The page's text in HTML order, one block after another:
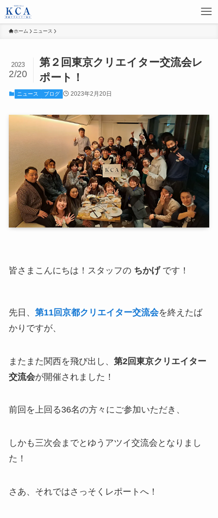
ホーム ニュース
第２回東京クリエイター交流会レ
ポート！
2023
2/20
ニュース ブログ 2023年2月20日
皆さまこんにちは！スタッフの ちかげです！
先日、 第11回京都クリエイター交流会を終えたば
かりですが、
またまた関西を飛び出し、 第2回東京クリエイター
交流会が開催されました！
前回を上回る36名の方々にご参加いただき、
しかも三次会までとゆうアツイ交流会となりまし
た！
さあ、それではさっそくレポートへ！